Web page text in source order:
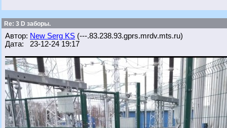
Re: 3 D заборы.
Автор: New Serg KS (---.83.238.93.gprs.mrdv.mts.ru)
Дата: 23-12-24 19:17